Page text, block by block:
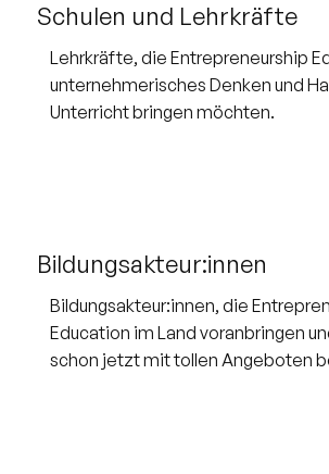
Schulen und Lehrkräfte
Lehrkräfte, die Entrepreneurship
unternehmerisches Denken und
Unterricht bringen möchten.
Bildungsakteur:innen
Bildungsakteur:innen, die
Education im Land voranbringen
schon jetzt mit tollen Angeboten